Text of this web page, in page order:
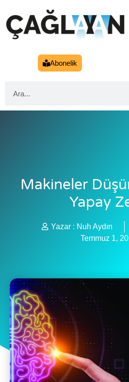
Abonelik
Makineler
Yapay
Yazar : Nuh Aydın
Temmuz 1,